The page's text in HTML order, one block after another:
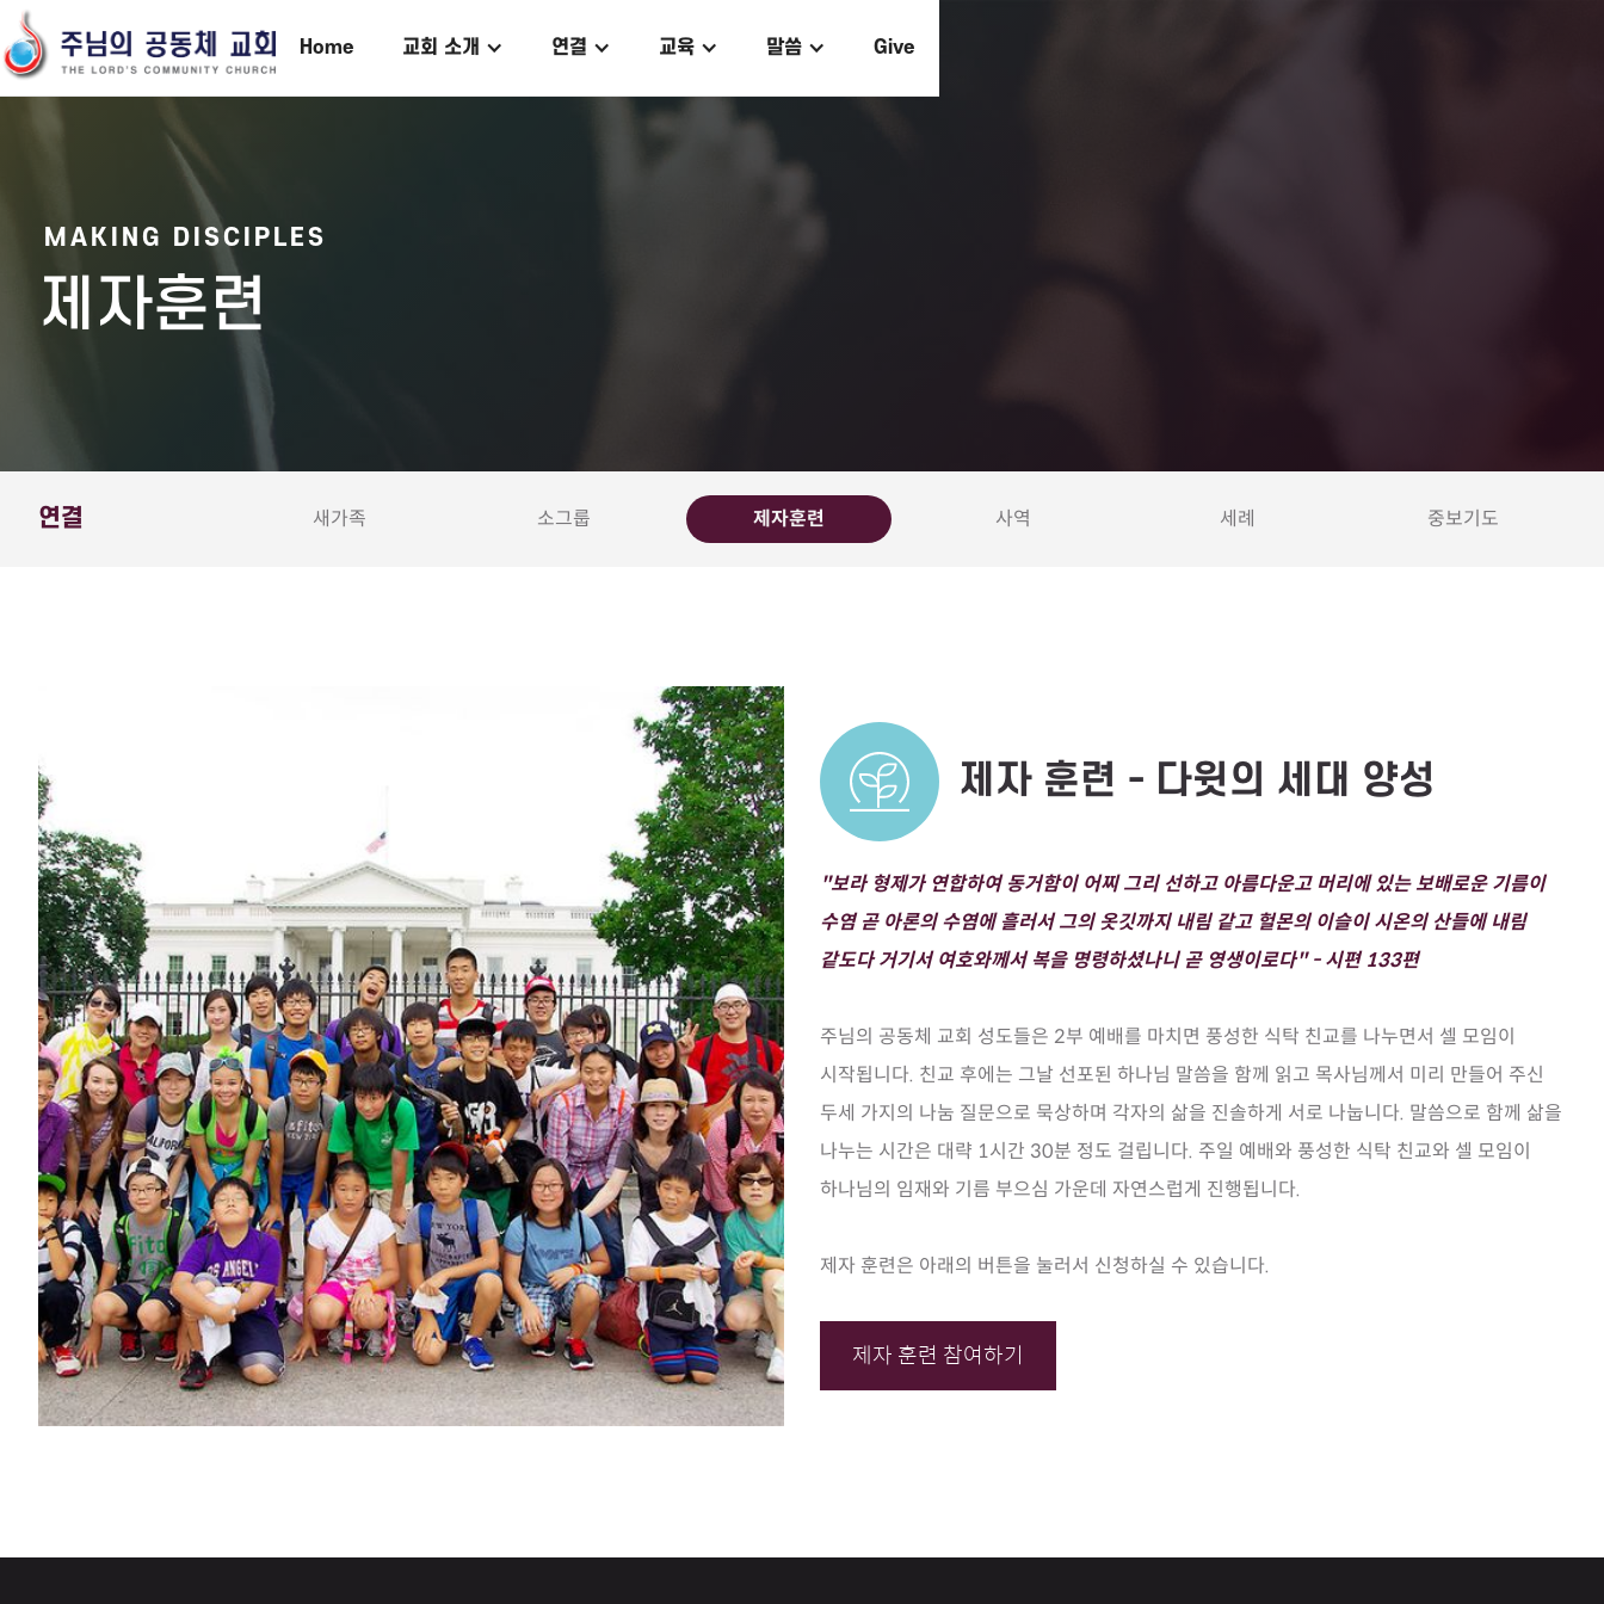
Home 교회 소개 연결 교육 말씀 Give
MAKING DISCIPLES
제자훈련
연결 새가족 소그룹 제자훈련 사역 세례 중보기도
제자 훈련 - 다윗의 세대 양성
"보라 형제가 연합하여 동거함이 어찌 그리 선하고 아름다운고 머리에 있는 보배로운 기름이
수염 곧 아론의 수염에 흘러서 그의 옷깃까지 내림 같고 헐몬의 이슬이 시온의 산들에 내림
같도다 거기서 여호와께서 복을 명령하셨나니 곧 영생이로다" - 시편 133편
주님의 공동체 교회 성도들은 2부 예배를 마치면 풍성한 식탁 친교를 나누면서 셀 모임이
시작됩니다. 친교 후에는 그날 선포된 하나님 말씀을 함께 읽고 목사님께서 미리 만들어 주신
두세 가지의 나눔 질문으로 묵상하며 각자의 삶을 진솔하게 서로 나눕니다. 말씀으로 함께 삶을
나누는 시간은 대략 1시간 30분 정도 걸립니다. 주일 예배와 풍성한 식탁 친교와 셀 모임이
하나님의 임재와 기름 부으심 가운데 자연스럽게 진행됩니다.
제자 훈련은 아래의 버튼을 눌러서 신청하실 수 있습니다.
제자 훈련 참여하기